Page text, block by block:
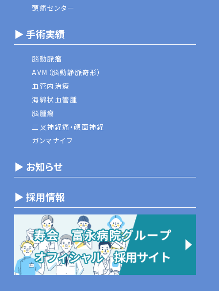
頭痛センター
▶ 手術実績
脳動脈瘤
AVM（脳動静脈奇形）
血管内治療
海綿状血管腫
脳腫瘍
三叉神経痛・顔面神経
ガンマナイフ
▶ お知らせ
▶ 採用情報